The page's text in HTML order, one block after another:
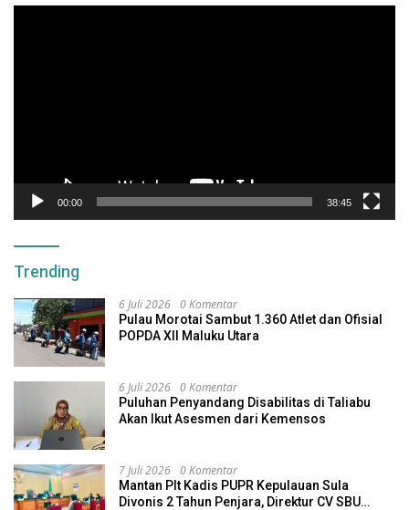
00:00 38:45
Trending
6 Juli 2026 0 Komentar
Pulau Morotai Sambut 1.360 Atlet dan Ofisial
POPDA XII Maluku Utara
6 Juli 2026 0 Komentar
Puluhan Penyandang Disabilitas di Taliabu
Akan Ikut Asesmen dari Kemensos
7 Juli 2026 0 Komentar
Mantan Plt Kadis PUPR Kepulauan Sula
Divonis 2 Tahun Penjara, Direktur CV SBU